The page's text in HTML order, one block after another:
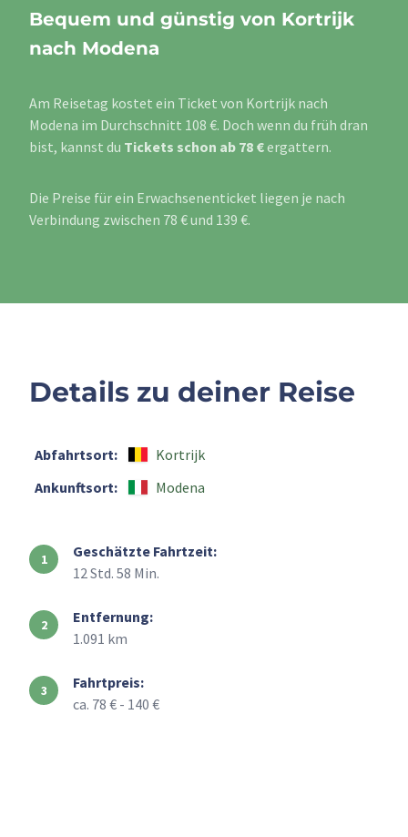
Bequem und günstig von Kortrijk
nach Modena
Am Reisetag kostet ein Ticket von Kortrijk nach
Modena im Durchschnitt 108 €. Doch wenn du früh dran
bist, kannst du Tickets schon ab 78 €ergattern.
Die Preise für ein Erwachsenenticket liegen je nach
Verbindung zwischen 78 € und 139 €.
Details zu deiner Reise
Abfahrtsort:
Kortrijk
Ankunftsort:
Modena
Geschätzte Fahrtzeit:
12 Std. 58 Min.
Entfernung:
1.091 km
Fahrtpreis:
ca. 78 € - 140 €